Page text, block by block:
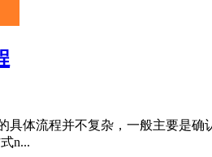
具体流程并不复杂，一般主要是
n...